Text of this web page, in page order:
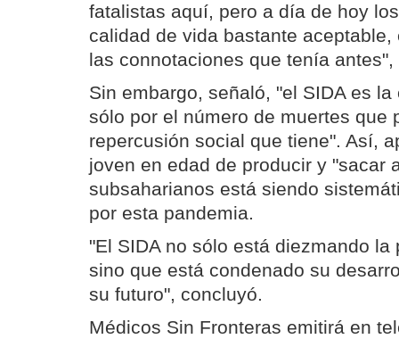
fatalistas aquí, pero a día de hoy
calidad de vida bastante
las connotaciones que tenía antes",
Sin embargo, señaló, "el SIDA es
sólo por el número de muertes que
repercusión social que tiene". Así,
joven en edad de producir y "sacar
subsaharianos está siendo
por esta pandemia.
"El SIDA no sólo está diezmando la
sino que está condenado su
su futuro", concluyó.
Médicos Sin Fronteras emitirá en